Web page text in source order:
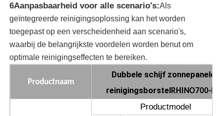
Zonnepaneel Rolborstel
Reinigingsmiddelen voor zonnepanelen
Zonnepaneel Wasapparatuur
6Aanpasbaarheid voor alle scenario's:Als
geïntegreerde reinigingsoplossing kan het worden
toegepast op een verscheidenheid aan scenario's,
waarbij de belangrijkste voordelen worden benut om
optimale reinigingseffecten te bereiken.
Productnaam
Dubbele schijf zonnepanelen
reinigingsborstelRHINO700-
Productmodel